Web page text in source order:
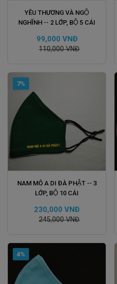
ĐẶT HÀNG
YÊU THƯƠNG VÀ NGỘ
NGHĨNH -- 2 LỚP, BỘ 5 CÁI
99,000 VNĐ
110,000 VNĐ
7%
ĐẶT HÀNG
NAM MÔ A DI ĐÀ PHẬT -- 3
LỚP, BỘ 10 CÁI
230,000 VNĐ
245,000 VNĐ
4%